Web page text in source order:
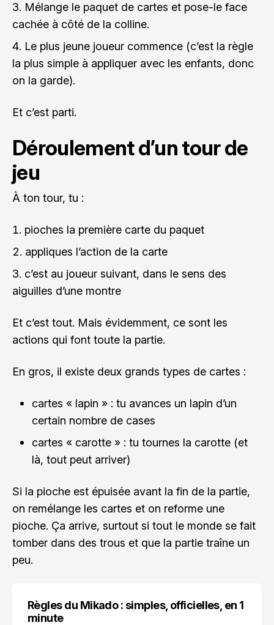
Mélange le paquet de cartes et pose-le face
cachée à côté de la colline.
Le plus jeune joueur commence (c’est la règle
la plus simple à appliquer avec les enfants, donc
on la garde).
Et c’est parti.
Déroulement d’un tour de
jeu
À ton tour, tu :
pioches la première carte du paquet
appliques l’action de la carte
c’est au joueur suivant, dans le sens des
aiguilles d’une montre
Et c’est tout. Mais évidemment, ce sont les
actions qui font toute la partie.
En gros, il existe deux grands types de cartes :
cartes « lapin » : tu avances un lapin d’un
certain nombre de cases
cartes « carotte » : tu tournes la carotte (et
là, tout peut arriver)
Si la pioche est épuisée avant la fin de la partie,
on remélange les cartes et on reforme une
pioche. Ça arrive, surtout si tout le monde se fait
tomber dans des trous et que la partie traîne un
peu.
Règles du Mikado : simples, officielles, en 1
minute